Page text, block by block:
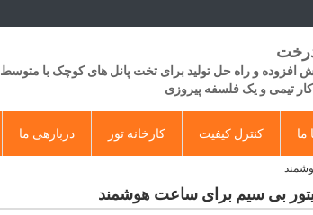
درخت
افزوده و راه حل تولید برای تخت پانل های کوچک با متوسط
تیمی و یک فلسفه پیروزی
دربارهی ما کارخانه تور کنترل کیفیت ما